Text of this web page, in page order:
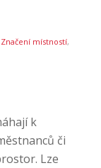
Značení místností,
k
či
Lze